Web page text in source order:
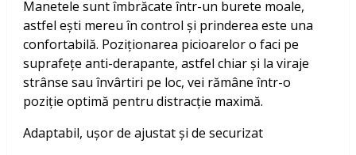
Manetele sunt îmbrăcate într-un burete moale,
astfel ești mereu în control și prinderea este una
confortabilă. Poziționarea picioarelor o faci pe
suprafețe anti-derapante, astfel chiar și la viraje
strânse sau învârtiri pe loc, vei rămâne într-o
poziție optimă pentru distracție maximă.
Adaptabil, ușor de ajustat și de securizat